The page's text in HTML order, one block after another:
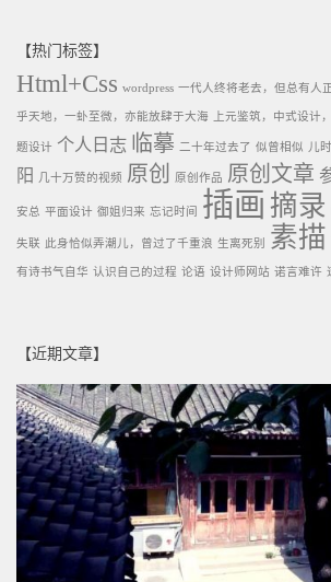
【热门标签】
Html+Css wordpress 一代人终将老去，但总有人
乎天地，一虲至微，亦能放肆于大海 上元鉴筑，中式设计
题设计 个人日志 临摹 二十年过去了 似曾相似 儿
阳
几十万赞的视频 原创 原创作品 原创文章
安总 平面设计 御姐归来 忘记时间 插画 摘录
失联 此身恰似弄潮儿，曾过了千重浪 生离死别 素描
有诗书气自华 认识自己的过程 论语 设计师网站 诺言难许
【近期文章】